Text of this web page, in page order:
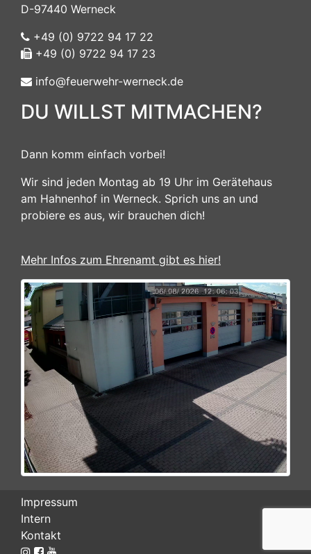
D-97440 Werneck
+49 (0) 9722 94 17 22
+49 (0) 9722 94 17 23
info@feuerwehr-werneck.de
DU WILLST MITMACHEN?
Dann komm einfach vorbei!
Wir sind jeden Montag ab 19 Uhr im Gerätehaus
am Hahnenhof in Werneck. Sprich uns an und
probiere es aus, wir brauchen dich!
Mehr Infos zum Ehrenamt gibt es hier!
Impressum
Intern
Kontakt